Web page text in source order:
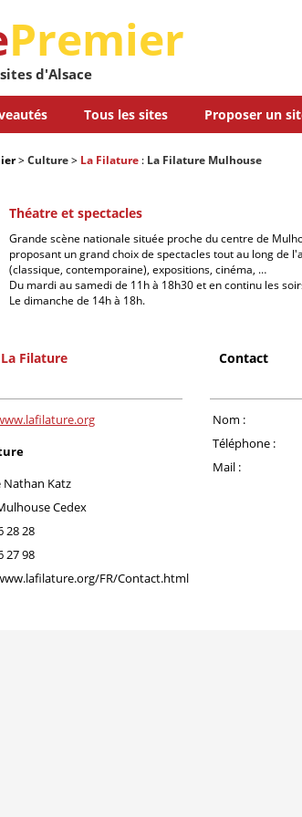
Premier
d'Alsace
Tous les sites Proposer un
>Culture> La Filature : La Filature Mulhouse
Théatre et spectacles
Grande scène nationale située proche du centre de
proposant un grand choix de spectacles tout au long de
(classique, contemporaine), expositions, cinéma, …
Du mardi au samedi de 11h à 18h30 et en continu les
Le dimanche de 14h à 18h.
La Filature Contact
Nathan Katz
Cedex
28 28
27 98
FR/Contact.html
Nom :
Téléphone :
Mail :